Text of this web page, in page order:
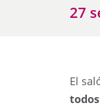
27
El